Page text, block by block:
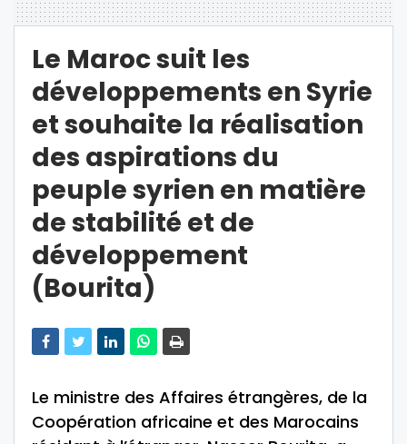
Le Maroc suit les
développements en Syrie
et souhaite la réalisation
des aspirations du
peuple syrien en matière
de stabilité et de
développement
(Bourita)
Le ministre des Affaires étrangères, de la
Coopération africaine et des Marocains